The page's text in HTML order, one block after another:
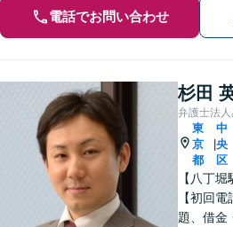
電話でお問い合わせ
杉田
弁護士法
東
京
都
|
中
央
区
【八丁
【初回
題、借金